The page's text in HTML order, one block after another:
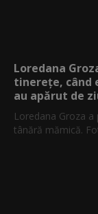
Loredana
tinerețe, când
au apărut de
Loredana Groza
tânără mămică.